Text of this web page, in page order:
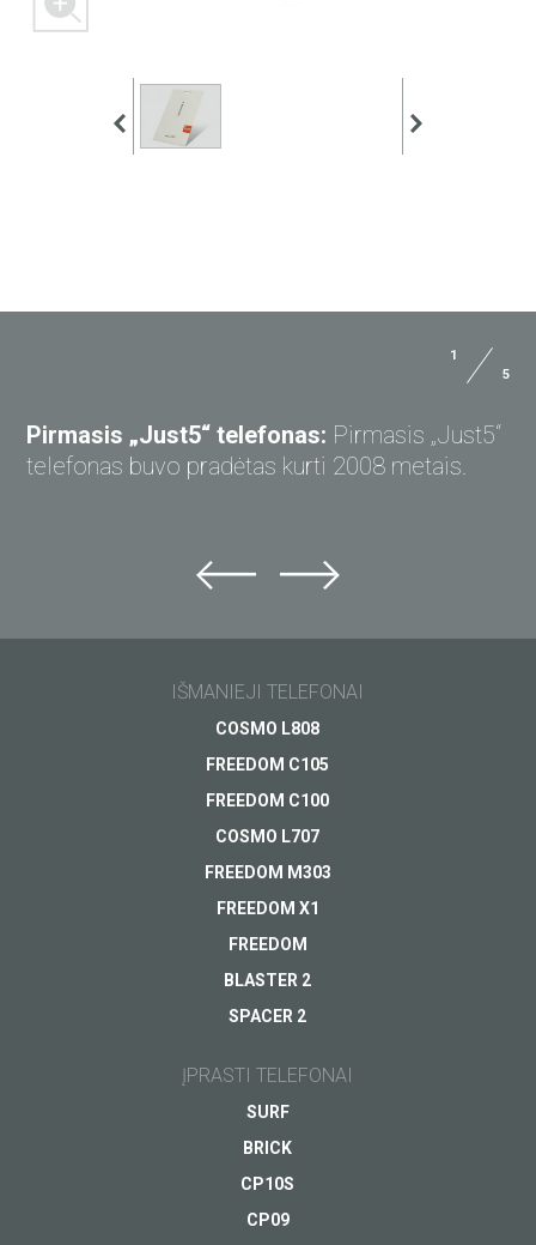
Klauskite „Just5“
Klauskite ir gaukite atsakymą el. paštu.
Jūsų el.pašto adresas*
1
5
Pirmasis „Just5“ telefonas: Pirmasis „Just5“
telefonas buvo pradėtas kurti 2008 metais.
IŠMANIEJI TELEFONAI
COSMO L808
FREEDOM C105
FREEDOM C100
COSMO L707
FREEDOM M303
FREEDOM X1
FREEDOM
BLASTER 2
SPACER 2
ĮPRASTI TELEFONAI
SURF
BRICK
CP10S
CP09